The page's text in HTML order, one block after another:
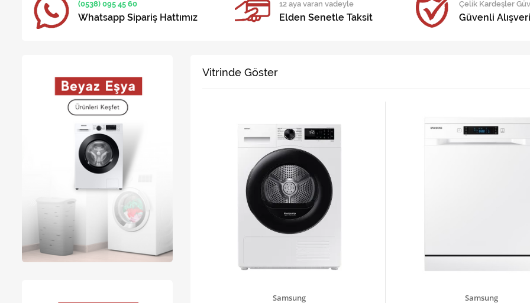
(0538) 095 45 60
Whatsapp Sipariş Hattımız
12 aya varan vadeyle
Elden Senetle Taksit
Çelik Kardeşler
Güvenli
Vitrinde Göster
Samsung Samsung